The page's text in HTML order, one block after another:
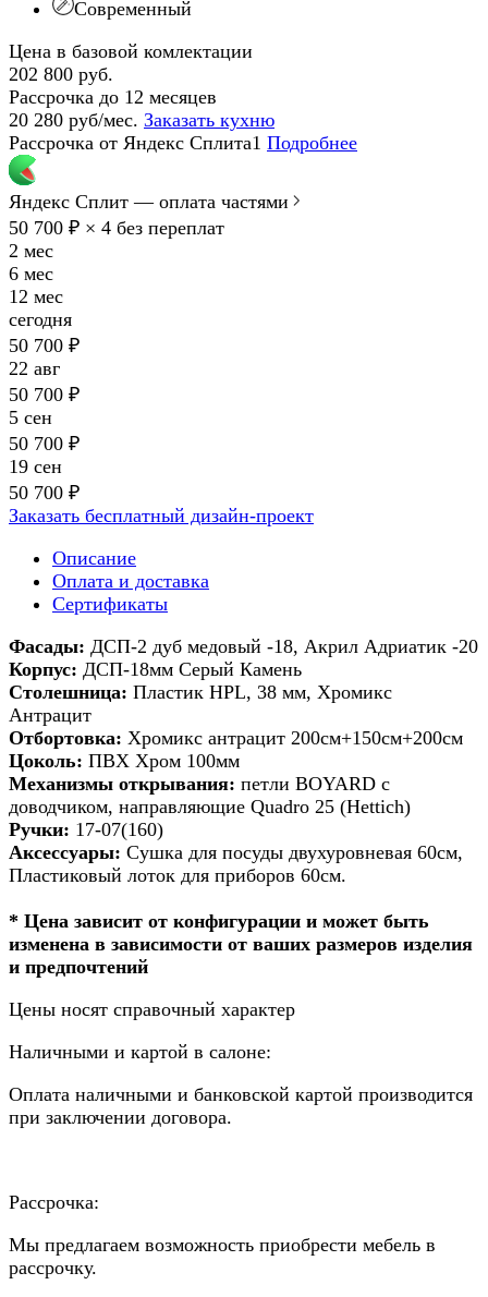
Современный
Цена в базовой комлектации
202 800 руб.
Рассрочка до 12 месяцев
20 280 руб/мес. Заказать кухню
Рассрочка от Яндекс Сплита1 Подробнее
Яндекс Сплит — оплата частями
50 700 ₽ × 4 без переплат
2 мес
6 мес
12 мес
сегодня
50 700 ₽
22 авг
50 700 ₽
5 сен
50 700 ₽
19 сен
50 700 ₽
Заказать бесплатный дизайн-проект
Описание
Оплата и доставка
Сертификаты
Фасады: ДСП-2 дуб медовый -18, Акрил Адриатик -20
Корпус: ДСП-18мм Серый Камень
Столешница: Пластик HPL, 38 мм, Хромикс
Антрацит
Отбортовка: Хромикс антрацит 200см+150см+200см
Цоколь: ПВХ Хром 100мм
Механизмы открывания: петли BOYARD с
доводчиком, направляющие Quadro 25 (Hettich)
Ручки: 17-07(160)
Аксессуары: Сушка для посуды двухуровневая 60см,
Пластиковый лоток для приборов 60см.
* Цена зависит от конфигурации и может быть
изменена в зависимости от ваших размеров изделия
и предпочтений
Цены носят справочный характер
Наличными и картой в салоне:
Оплата наличными и банковской картой производится
при заключении договора.
Рассрочка:
Мы предлагаем возможность приобрести мебель в
рассрочку.